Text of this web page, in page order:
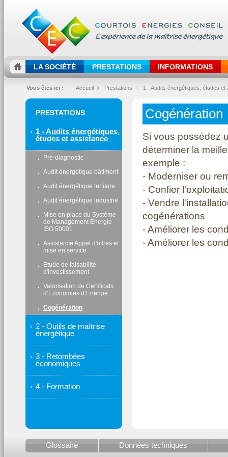
LA SOCIÉTÉ PRESTATIONS INFORMATIONS
Vous êtes ici : Accueil Prestations 1 - Audits énergétiques, études et
PRESTATIONS
1 - Audits énergétiques,
études et assistance
Pré-diagnostic
Audit énergétique bâtiment
Audit énergétique tertiaire
Audit énergétique industrie
Mise en place du Système
de Management Energie
ISO 50001
Assistance Appel d'offres et
mise en service
Etude de faisabilité
d'investissement
Valorisation de Certificats
d’Economies d’Energie
Cogénération
2 - Outils de maîtrise
énergétique
3 - Retombées
économiques
4 - Formation
Cogénération
Si vous possédez
déterminer la
exemple :
- Moderniser ou
- Confier
- Vendre
cogénérations
- Améliorer les
- Améliorer les
Glossaire Données techniques